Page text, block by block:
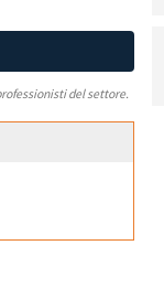
del settore.